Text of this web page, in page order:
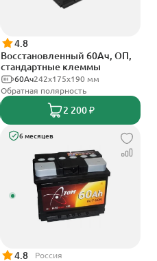
4.8
Восстановленный 60Ач, ОП,
стандартные клеммы
242х175х190 мм
60Ач
Обратная полярность
2 200 ₽
6 месяцев
4.8 Россия